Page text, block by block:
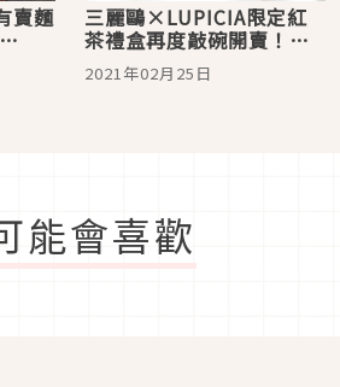
賣麵 三麗鷗×LUPICIA限定紅
茶禮盒再度敲碗開賣！人
氣茶品與可愛杯組一次入
手
2021年02月25日
能會喜歡